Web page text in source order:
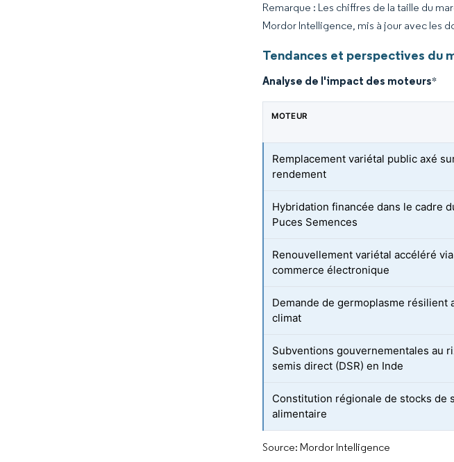
Remarque : Les chiffres de la taille du
Mordor Intelligence, mis à jour avec les
Tendances et perspectives du
Analyse de l'impact des moteurs*
MOTEUR
Remplacement variétal public axé
rendement
Hybridation financée dans le cadre
Puces Semences
Renouvellement variétal accéléré
commerce électronique
Demande de germoplasme résilient
climat
Subventions gouvernementales au
semis direct (DSR) en Inde
Constitution régionale de stocks de
alimentaire
Source: Mordor Intelligence